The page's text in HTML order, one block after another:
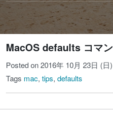
MacOS defaults コマ
Posted on 2016年 10月 23日 (日)
Tags mac, tips, defaults